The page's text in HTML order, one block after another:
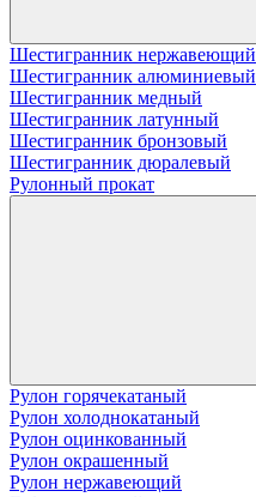
Шестигранник нержавеющий
Шестигранник алюминиевый
Шестигранник медный
Шестигранник латунный
Шестигранник бронзовый
Шестигранник дюралевый
Рулонный прокат
Рулон горячекатаный
Рулон холоднокатаный
Рулон оцинкованный
Рулон окрашенный
Рулон нержавеющий